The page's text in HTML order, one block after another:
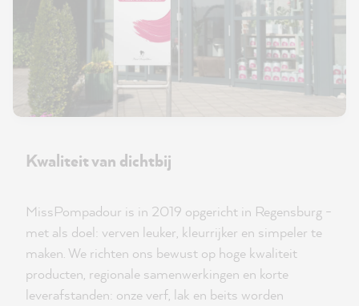
Kwaliteit van dichtbij
MissPompadour is in 2019 opgericht in Regensburg -
met als doel: verven leuker, kleurrijker en simpeler te
maken. We richten ons bewust op hoge kwaliteit
producten, regionale samenwerkingen en korte
leverafstanden: onze verf, lak en beits worden